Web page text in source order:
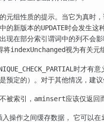
元组性质的提示。当它为真时
的新版本的UPDATE时会发生这
现在部分索引谓词中的列不会
将indexUnchanged视为有关元
时才有意
定的）。对于其他情况，建议
被索引， aminsert应该仅返回
操作之间缓存数据， 它可以在